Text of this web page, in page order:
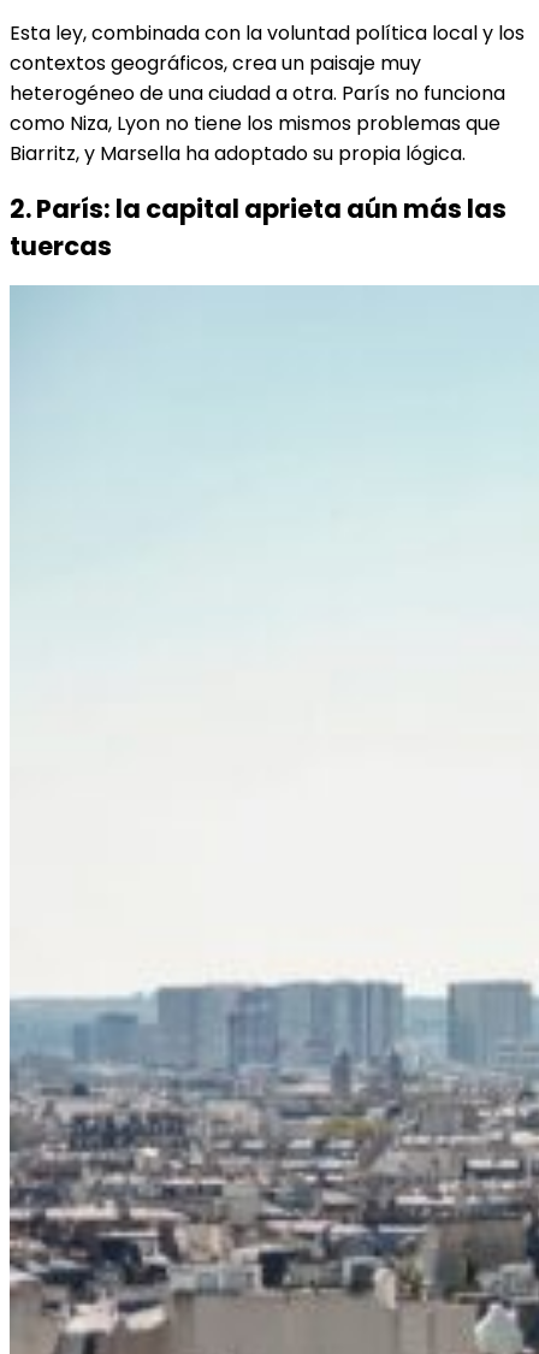
Esta ley, combinada con la voluntad política local y los
contextos geográficos, crea un paisaje muy
heterogéneo de una ciudad a otra. París no funciona
como Niza, Lyon no tiene los mismos problemas que
Biarritz, y Marsella ha adoptado su propia lógica.
2. París: la capital aprieta aún más las
tuercas